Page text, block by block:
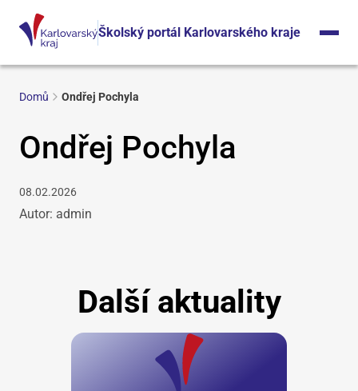
Školský portál Karlovarského kraje
Domů Ondřej Pochyla
Ondřej Pochyla
08.02.2026
Autor: admin
Další aktuality